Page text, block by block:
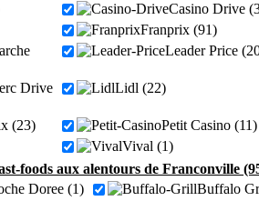
Casino Drive
Franprix (91)
Leader Price
Drive
Lidl (22)
(23)
Petit Casino (11)
Vival (1)
foods aux alentours de Franconville
Doree (1)
Buffalo